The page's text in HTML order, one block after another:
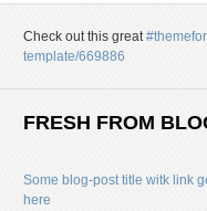
Check out this great
template/669886
FRESH FROM
Some blog-post title witk link
here